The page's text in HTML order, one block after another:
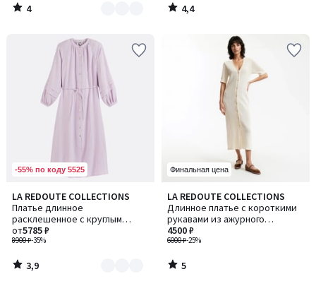
4
/
4,4
/
-55% по коду 5525
LA REDOUTE COLLECTIONS
Платье длинное
расклешенное с круглым
вырезом и длинными рукавами
8900 ₽-35%
от5785 ₽
3,9
/ 5
Количество
цветов:
3
3,9
/
Финальная цена
LA REDOUTE COLLECTIONS
Длинное платье с короткими
рукавами из ажурного
трикотажа
6000 ₽-25%
4500 ₽
5
/
5
5
/